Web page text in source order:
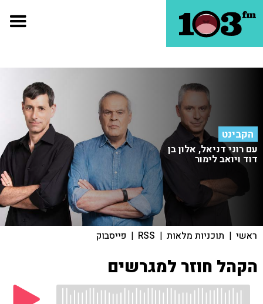
הקבינט
עם רוני דניאל, אלון בן
דוד ויואב לימור
ראשי | תוכניות מלאות |
RSS
| פייסבוק
הקהל חוזר למגרשים